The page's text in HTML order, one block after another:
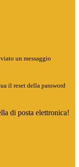
un messaggio
il reset della password
di posta elettronica!